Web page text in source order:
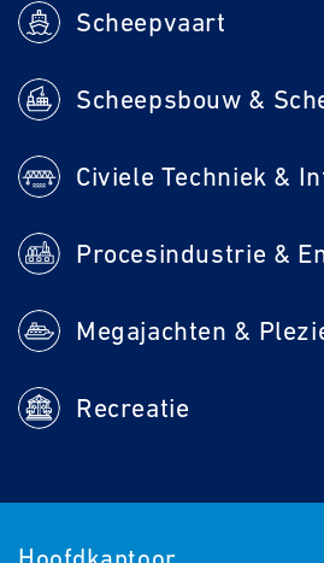
Scheepvaart
Scheepsbouw &
Civiele Techniek &
Procesindustrie &
Megajachten &
Recreatie